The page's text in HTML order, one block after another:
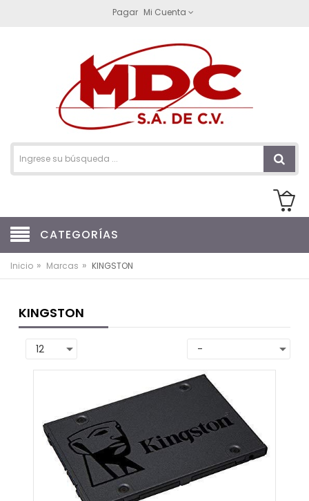
Pagar Mi Cuenta
CATEGORÍAS
Inicio » Marcas » KINGSTON
KINGSTON